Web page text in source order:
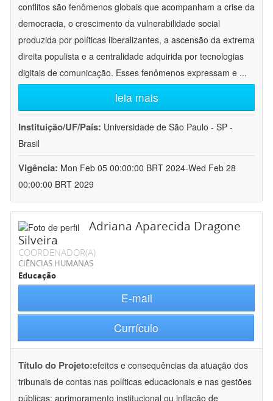
conflitos são fenômenos globais que acompanham a crise da
democracia, o crescimento da vulnerabilidade social
produzida por políticas liberalizantes, a ascensão da extrema
direita populista e a centralidade adquirida por tecnologias
digitais de comunicação. Esses fenômenos expressam e ...
leia mais
Instituição/UF/País: Universidade de São Paulo - SP -
Brasil
Vigência: Mon Feb 05 00:00:00 BRT 2024-Wed Feb 28
00:00:00 BRT 2029
Adriana Aparecida Dragone
Silveira
COORDENADOR(A)
CIÊNCIAS HUMANAS
Educação
E-mail
Currículo
Título do Projeto:efeitos e consequências da atuação dos
tribunais de contas nas políticas educacionais e nas gestões
públicas: aprimoramento institucional ou inflação de